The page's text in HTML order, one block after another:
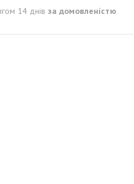
14 днів за домовленістю